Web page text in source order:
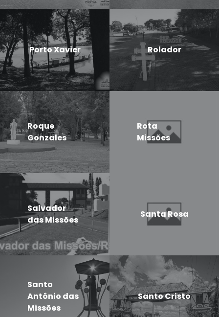
Porto Xavier Rolador
Roque
Gonzales
Rota
Missões
Salvador
das Missões
Santa Rosa
Santo
Antônio das
Missões
Santo Cristo